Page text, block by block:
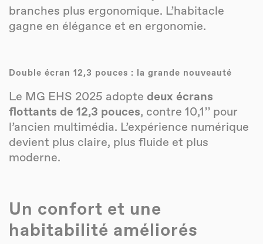
branches plus ergonomique. L’habitacle
gagne en élégance et en ergonomie.
Double écran 12,3 pouces : la grande nouveauté
Le MG EHS 2025 adopte deux écrans
flottants de 12,3 pouces, contre 10,1’’ pour
l’ancien multimédia. L’expérience numérique
devient plus claire, plus fluide et plus
moderne.
Un confort et une
habitabilité améliorés